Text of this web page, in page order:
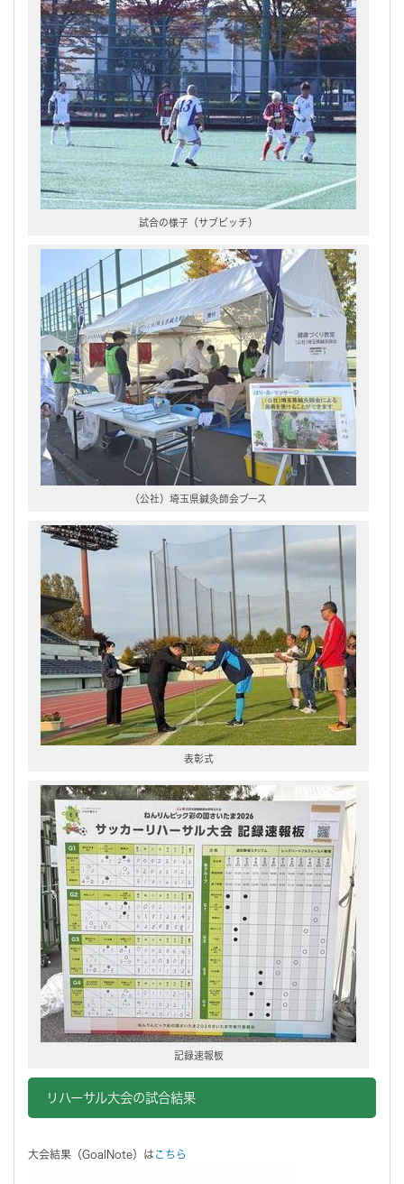
試合の様子（サブピッチ）
（公社）埼玉県鍼灸師会ブース
表彰式
記録速報板
リハーサル大会の試合結果
大会結果（GoalNote）は こちら